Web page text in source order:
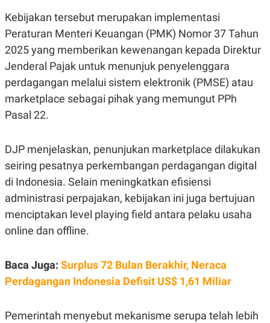
N
C
E
T
K
E
M
I
T
E
E
A
P
A
V
E
S
I
N
G
K
M
D
.
D
Kebijakan tersebut merupakan implementasi
Peraturan Menteri Keuangan (PMK) Nomor 37 Tahun
2025 yang memberikan kewenangan kepada Direktur
Jenderal Pajak untuk menunjuk penyelenggara
perdagangan melalui sistem elektronik (PMSE) atau
marketplace sebagai pihak yang memungut PPh
Pasal 22.
DJP menjelaskan, penunjukan marketplace dilakukan
seiring pesatnya perkembangan perdagangan digital
di Indonesia. Selain meningkatkan efisiensi
administrasi perpajakan, kebijakan ini juga bertujuan
menciptakan level playing field antara pelaku usaha
online dan offline.
Baca Juga: Surplus 72 Bulan Berakhir, Neraca
Perdagangan Indonesia Defisit US$ 1,61 Miliar
Pemerintah menyebut mekanisme serupa telah lebih